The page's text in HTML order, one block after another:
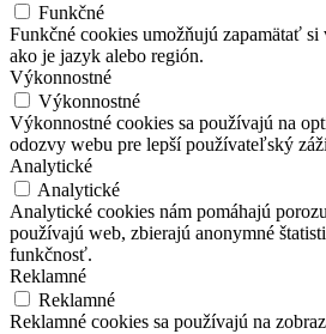
Funkčné
Funkčné cookies umožňujú zapamätať si
ako je jazyk alebo región.
Výkonnostné
Výkonnostné
Výkonnostné cookies sa používajú na
odozvy webu pre lepší používateľský
Analytické
Analytické
Analytické cookies nám pomáhajú
používajú web, zbierajú anonymné
funkčnosť.
Reklamné
Reklamné
Reklamné cookies sa používajú na